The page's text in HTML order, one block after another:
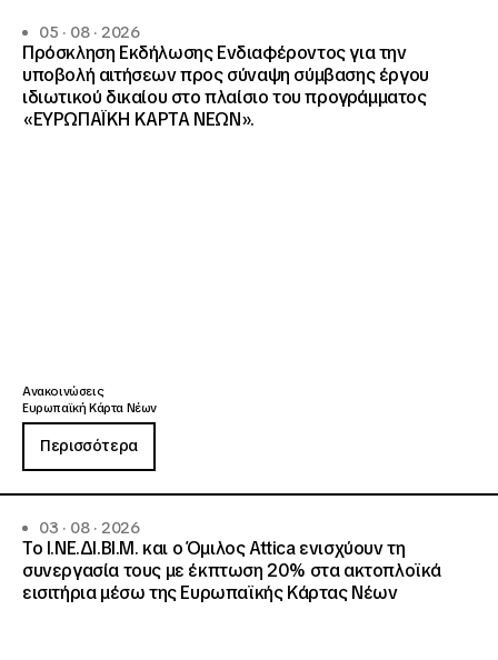
05 · 08 · 2026
Πρόσκληση Εκδήλωσης Ενδιαφέροντος για την
υποβολή αιτήσεων προς σύναψη σύμβασης έργου
ιδιωτικού δικαίου στο πλαίσιο του προγράμματος
«ΕΥΡΩΠΑΪΚΗ ΚΑΡΤΑ ΝΕΩΝ».
Ανακοινώσεις
Ευρωπαϊκή Κάρτα Νέων
Περισσότερα
03 · 08 · 2026
Το Ι.ΝΕ.ΔΙ.ΒΙ.Μ. και o Όμιλος Attica ενισχύουν τη
συνεργασία τους με έκπτωση 20% στα ακτοπλοϊκά
εισιτήρια μέσω της Ευρωπαϊκής Κάρτας Νέων